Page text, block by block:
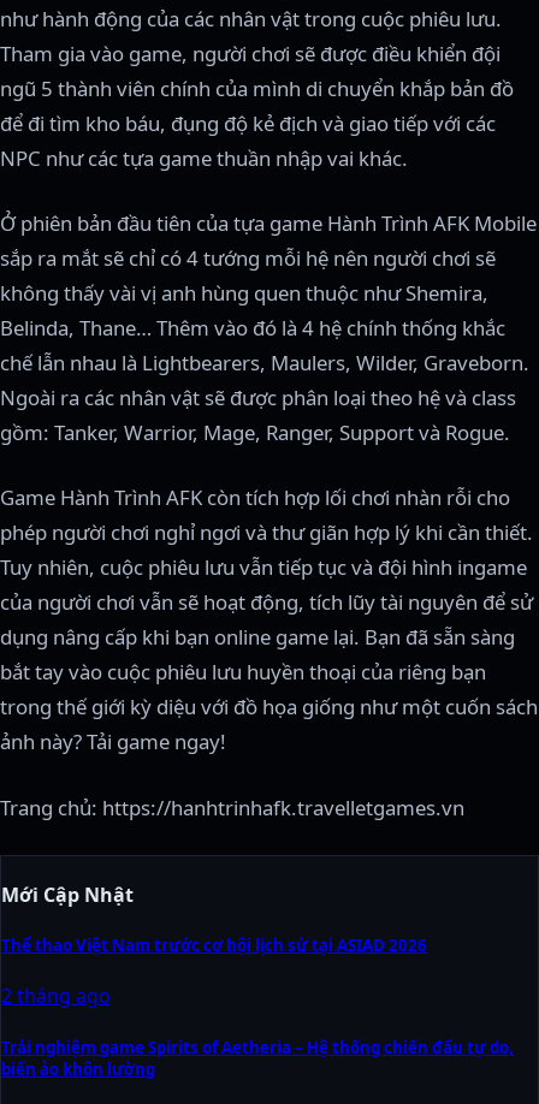
như hành động của các nhân vật trong cuộc phiêu lưu.
Tham gia vào game, người chơi sẽ được điều khiển đội
ngũ 5 thành viên chính của mình di chuyển khắp bản đồ
để đi tìm kho báu, đụng độ kẻ địch và giao tiếp với các
NPC như các tựa game thuần nhập vai khác.
Ở phiên bản đầu tiên của tựa game Hành Trình AFK Mobile
sắp ra mắt sẽ chỉ có 4 tướng mỗi hệ nên người chơi sẽ
không thấy vài vị anh hùng quen thuộc như Shemira,
Belinda, Thane… Thêm vào đó là 4 hệ chính thống khắc
chế lẫn nhau là Lightbearers, Maulers, Wilder, Graveborn.
Ngoài ra các nhân vật sẽ được phân loại theo hệ và class
gồm: Tanker, Warrior, Mage, Ranger, Support và Rogue.
Game Hành Trình AFK còn tích hợp lối chơi nhàn rỗi cho
phép người chơi nghỉ ngơi và thư giãn hợp lý khi cần thiết.
Tuy nhiên, cuộc phiêu lưu vẫn tiếp tục và đội hình ingame
của người chơi vẫn sẽ hoạt động, tích lũy tài nguyên để sử
dụng nâng cấp khi bạn online game lại. Bạn đã sẵn sàng
bắt tay vào cuộc phiêu lưu huyền thoại của riêng bạn
trong thế giới kỳ diệu với đồ họa giống như một cuốn sách
ảnh này? Tải game ngay!
Trang chủ: https://hanhtrinhafk.travelletgames.vn
Mới Cập Nhật
Thể thao Việt Nam trước cơ hội lịch sử tại ASIAD 2026
2 tháng ago
Trải nghiệm game Spirits of Aetheria – Hệ thống chiến đấu tự do,
biến ảo khôn lường